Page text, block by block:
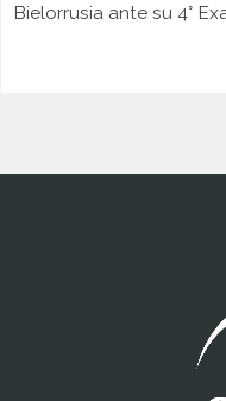
Bielorrusia ante su 4°